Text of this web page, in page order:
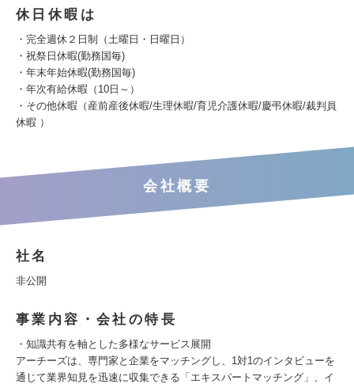
休日休暇は
・完全週休２日制（土曜日・日曜日）
・祝祭日休暇(勤務国毎)
・年末年始休暇(勤務国毎)
・年次有給休暇（10日～）
・その他休暇（産前産後休暇/生理休暇/育児介護休暇/慶弔休暇/裁判員
休暇 ）
会社概要
社名
非公開
事業内容・会社の特長
・知識共有を軸とした多様なサービス展開
アーチーズは、専門家と企業をマッチングし、1対1のインタビューを
通じて業界知見を迅速に収集できる「エキスパートマッチング」、イ